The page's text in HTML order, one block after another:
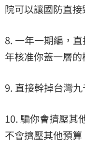
院可以讓國防直接
8. 一年一期編，
年核准你蓋一層的
9. 直接幹掉台灣
10. 騙你會擠壓其
不會擠壓其他預算